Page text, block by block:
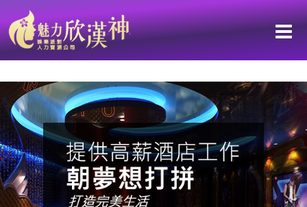
追尋夢想的不息征程 持之以恆，努力實現升學的理想目標